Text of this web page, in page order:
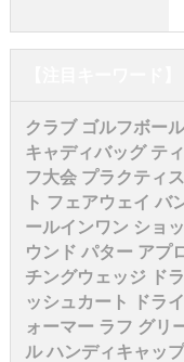
クラブ ゴルフボー
キャディバッグ テ
フ大会 プラクティ
ト フェアウェイ バ
ールインワン ショ
ウンド パター アプ
チングウェッジ ド
ッシュカート ドラ
ォーマー ラフ グリ
ル ハンディキャッ